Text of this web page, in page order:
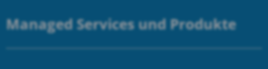
Managed Services und Produkte